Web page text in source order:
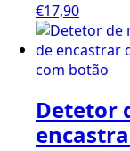
€17,90
Detetor